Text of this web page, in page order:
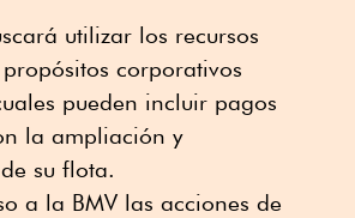
utilizar los recursos
corporativos
pueden incluir pagos
la ampliación y
su flota.
a la BMV las acciones de